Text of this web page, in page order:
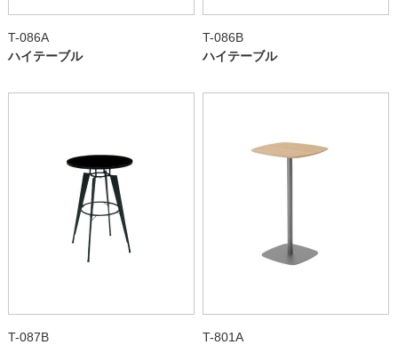
T-086A
ハイテーブル
T-086B
ハイテーブル
T-087B
T-801A